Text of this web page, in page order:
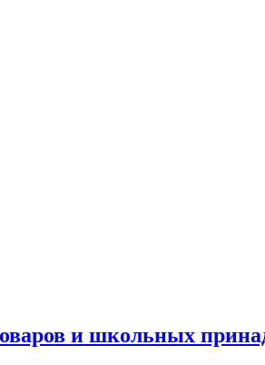
и школьных